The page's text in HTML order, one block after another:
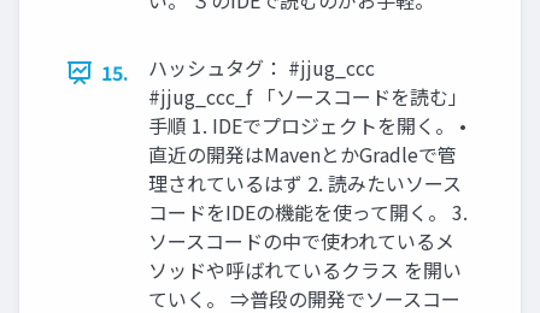
15.
ハッシュタグ： #jjug_ccc
#jjug_ccc_f 「ソースコードを読む」
手順 1. IDEでプロジェクトを開く。 •
直近の開発はMavenとかGradleで管
理されているはず 2. 読みたいソース
コードをIDEの機能を使って開く。 3.
ソースコードの中で使われているメ
ソッドや呼ばれているクラス を開い
ていく。 ⇒普段の開発でソースコー